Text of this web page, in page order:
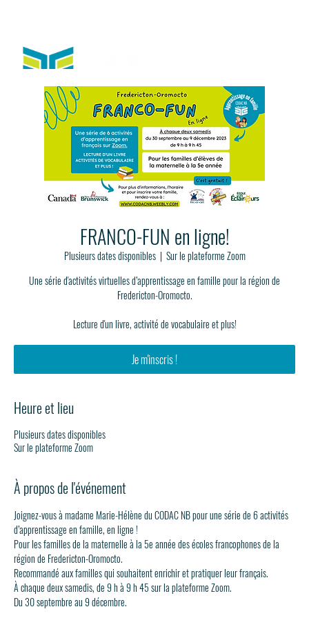
FRANCO-FUN en ligne!
Plusieurs dates disponibles
  |
Sur le plateforme Zoom
Une série d'activités virtuelles d’apprentissage en famille pour la région de
Fredericton-Oromocto.
Lecture d'un livre, activité de vocabulaire et plus!
Je m'inscris !
Heure et lieu
Plusieurs dates disponibles
Sur le plateforme Zoom
À propos de l'événement
Joignez-vous à madame Marie-Hélène du CODAC NB pour une série de 6 activités
d’apprentissage en famille, en ligne !
Pour les familles de la maternelle à la 5e année des écoles francophones de la
région de Fredericton-Oromocto.
Recommandé aux familles qui souhaitent enrichir et pratiquer leur français.
À chaque deux samedis, de 9 h à 9 h 45 sur la plateforme Zoom.
Du 30 septembre au 9 décembre.